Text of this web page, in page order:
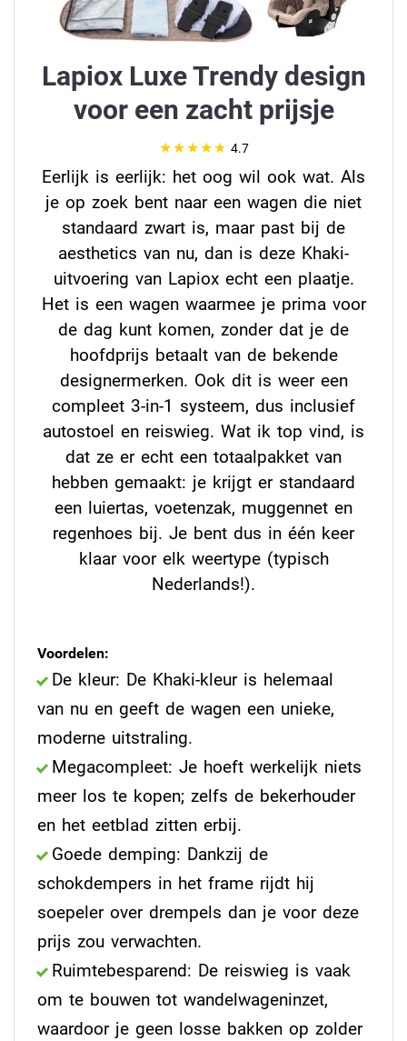
Lapiox Luxe Trendy design
voor een zacht prijsje
4.7
Eerlijk is eerlijk: het oog wil ook wat. Als
je op zoek bent naar een wagen die niet
standaard zwart is, maar past bij de
aesthetics van nu, dan is deze Khaki-
uitvoering van Lapiox echt een plaatje.
Het is een wagen waarmee je prima voor
de dag kunt komen, zonder dat je de
hoofdprijs betaalt van de bekende
designermerken. Ook dit is weer een
compleet 3-in-1 systeem, dus inclusief
autostoel en reiswieg. Wat ik top vind, is
dat ze er echt een totaalpakket van
hebben gemaakt: je krijgt er standaard
een luiertas, voetenzak, muggennet en
regenhoes bij. Je bent dus in één keer
klaar voor elk weertype (typisch
Nederlands!).
Voordelen:
De kleur: De Khaki-kleur is helemaal
van nu en geeft de wagen een unieke,
moderne uitstraling.
Megacompleet: Je hoeft werkelijk niets
meer los te kopen; zelfs de bekerhouder
en het eetblad zitten erbij.
Goede demping: Dankzij de
schokdempers in het frame rijdt hij
soepeler over drempels dan je voor deze
prijs zou verwachten.
Ruimtebesparend: De reiswieg is vaak
om te bouwen tot wandelwageninzet,
waardoor je geen losse bakken op zolder